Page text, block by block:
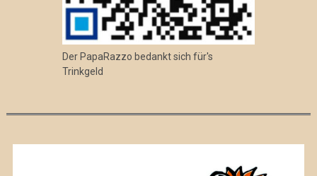
Der PapaRazzo bedankt sich für's
Trinkgeld